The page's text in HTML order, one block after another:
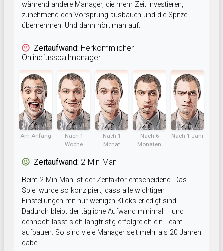
während andere Manager, die mehr Zeit investieren,
zunehmend den Vorsprung ausbauen und die Spitze
übernehmen. Und dann hört man auf.
Zeitaufwand: Herkömmlicher
Onlinefussballmanager
Am Anfang
Nach 1
Woche
Nach 1
Monat
Nach 6
Monaten
Nach 1 Jahr
Zeitaufwand: 2-Min-Man
Beim 2-Min-Man ist der Zeitfaktor entscheidend. Das
Spiel wurde so konzipiert, dass alle wichtigen
Einstellungen mit nur wenigen Klicks erledigt sind.
Dadurch bleibt der tägliche Aufwand minimal – und
dennoch lässt sich langfristig erfolgreich ein Team
aufbauen. So sind viele Manager seit mehr als 20 Jahren
dabei.